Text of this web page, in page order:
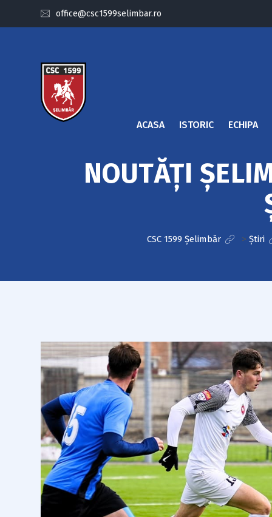
office@csc1599selimbar.ro
ACASA ISTORIC ECHIPA
NOUTĂȚI
CSC 1599 Șelimbăr > Știri